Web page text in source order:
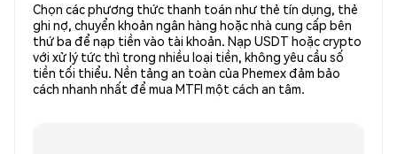
Chọn các phương thức thanh toán như thẻ tín dụng, thẻ
ghi nợ, chuyển khoản ngân hàng hoặc nhà cung cấp bên
thứ ba để nạp tiền vào tài khoản. Nạp USDT hoặc crypto
với xử lý tức thì trong nhiều loại tiền, không yêu cầu số
tiền tối thiểu. Nền tảng an toàn của Phemex đảm bảo
cách nhanh nhất để mua MTFI một cách an tâm.